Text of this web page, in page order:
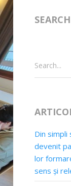
SEARCH
Search...
Din simpli
devenit
lor
sens și